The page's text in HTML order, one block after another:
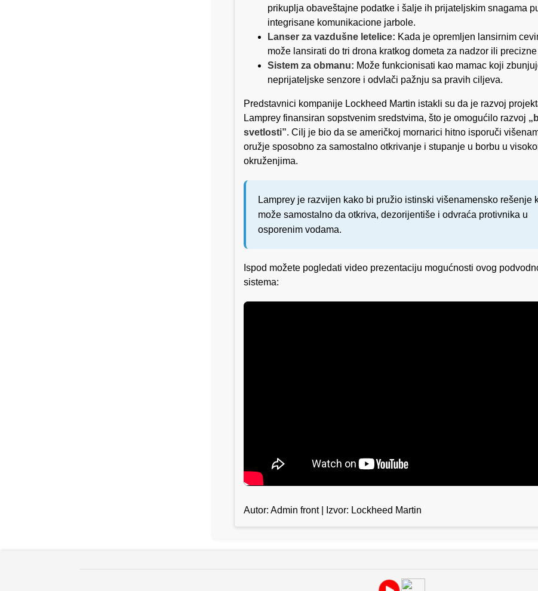
prikuplja obaveštajne podatke i šalje ih prijateljskim snagama
integrisane komunikacione jarbole.
Lanser za vazdušne letelice: Kada je opremljen lansirnim
može lansirati do tri drona kratkog dometa za nadzor ili
Sistem za obmanu: Može funkcionisati kao mamac koji
neprijateljske senzore i odvlači pažnju sa pravih ciljeva.
Predstavnici kompanije Lockheed Martin istakli su da je razvoj
Lamprey finansiran sopstvenim sredstvima, što je omogućilo razvoj
svetlosti”. Cilj je bio da se američkoj mornarici hitno isporuči
oružje sposobno za samostalno otkrivanje i stupanje u borbu u
okruženjima.
Lamprey je razvijen kako bi pružio istinski višenamensko rešenje
može samostalno da otkriva, dezorijentiše i odvraća protivnika u
osporenim vodama.
Ispod možete pogledati video prezentaciju mogućnosti ovog
sistema:
Autor: Admin front | Izvor: Lockheed Martin